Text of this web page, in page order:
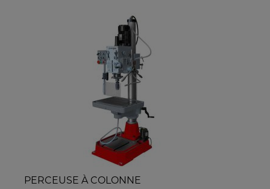
Scie á ruban á metaux